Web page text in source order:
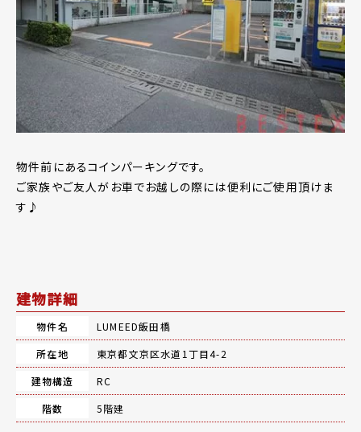
物件前にあるコインパーキングです。
ご家族やご友人がお車でお越しの際には便利にご使用頂けま
す♪
建物詳細
物件名
LUMEED飯田橋
所在地
東京都文京区水道1丁目4-2
建物構造
RC
階数
5階建